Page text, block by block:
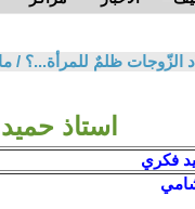
الزّوجات ظلمٌ للمرأة...؟ /
استاذ
فكري